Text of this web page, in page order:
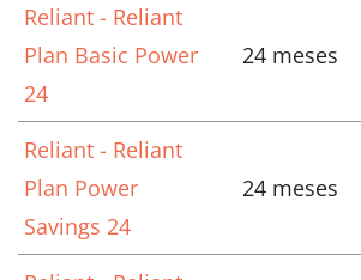
Reliant - Reliant
Plan Basic Power
24
24 meses
Reliant - Reliant
Plan Power
Savings 24
24 meses